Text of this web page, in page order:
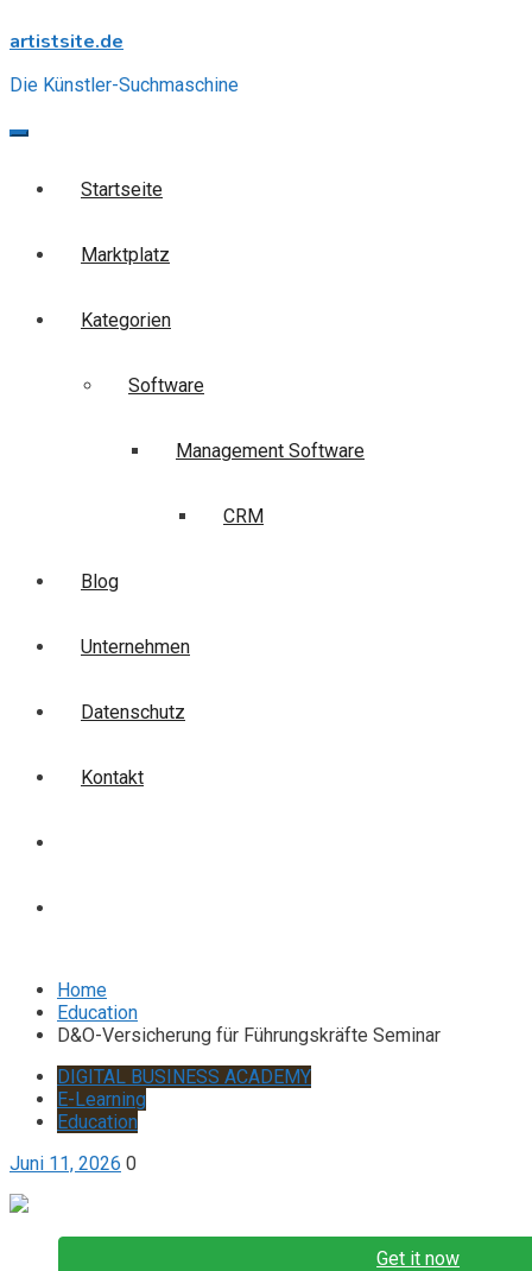
to
artistsite.de
Die Künstler-Suchmaschine
Startseite
Marktplatz
Kategorien
Software
Management Software
CRM
Blog
Unternehmen
Datenschutz
Kontakt
Home
Education
D&O-Versicherung für Führungskräfte Seminar
DIGITAL BUSINESS ACADEMY
E-Learning
Education
Juni 11, 2026 0
Get it now